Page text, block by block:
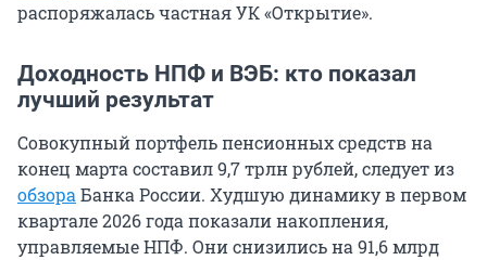
распоряжалась частная УК «Открытие».
Доходность НПФ и ВЭБ: кто показал
лучший результат
Совокупный портфель пенсионных средств на
конец марта составил9,7 трлнрублей, следует из
обзораБанка России. Худшую динамику в первом
квартале 2026 года показали накопления,
управляемые НПФ. Они снизились на91,6 млрд